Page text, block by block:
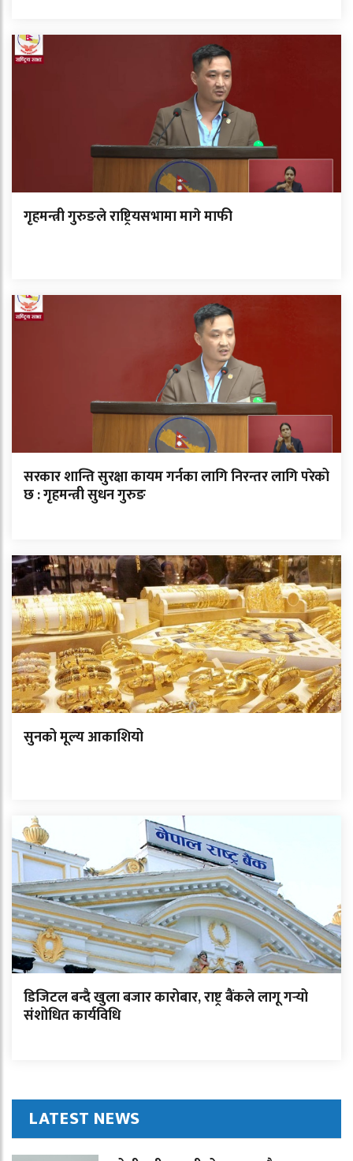
गृहमन्त्री गुरुङले राष्ट्रियसभामा मागे माफी
सरकार शान्ति सुरक्षा कायम गर्नका लागि निरन्तर लागि परेको
छ : गृहमन्त्री सुधन गुरुङ
सुनको मूल्य आकाशियो
डिजिटल बन्दै खुला बजार कारोबार, राष्ट्र बैंकले लागू गर्‍यो
संशोधित कार्यविधि
LATEST NEWS